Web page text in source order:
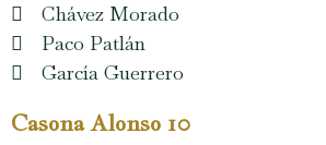
Chávez Morado
Paco Patlán
García Guerrero
Casona Alonso 10